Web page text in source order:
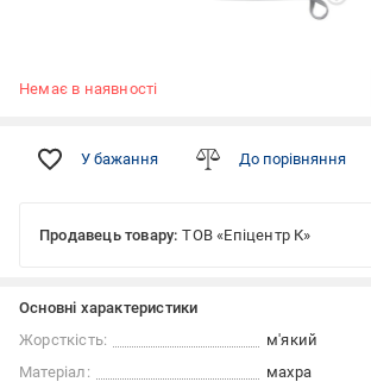
Немає в наявності
У бажання До порівняння
Продавець товару: ТОВ «Епіцентр К»
Основні характеристики
Жорсткість:
м'який
Матеріал:
махра